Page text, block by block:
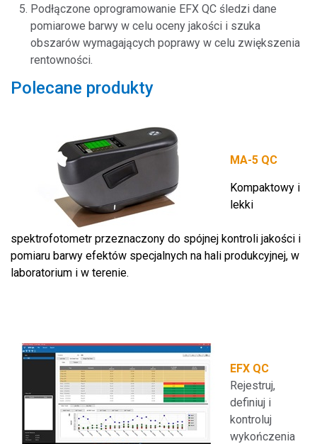
Podłączone oprogramowanie EFX QC śledzi dane
pomiarowe barwy w celu oceny jakości i szuka
obszarów wymagających poprawy w celu zwiększenia
rentowności.
Polecane produkty
MA-5 QC
Kompaktowy i
lekki
spektrofotometr przeznaczony do spójnej kontroli jakości i
pomiaru barwy efektów specjalnych na hali produkcyjnej, w
laboratorium i w terenie.
EFX QC
Rejestruj,
definiuj i
kontroluj
wykończenia